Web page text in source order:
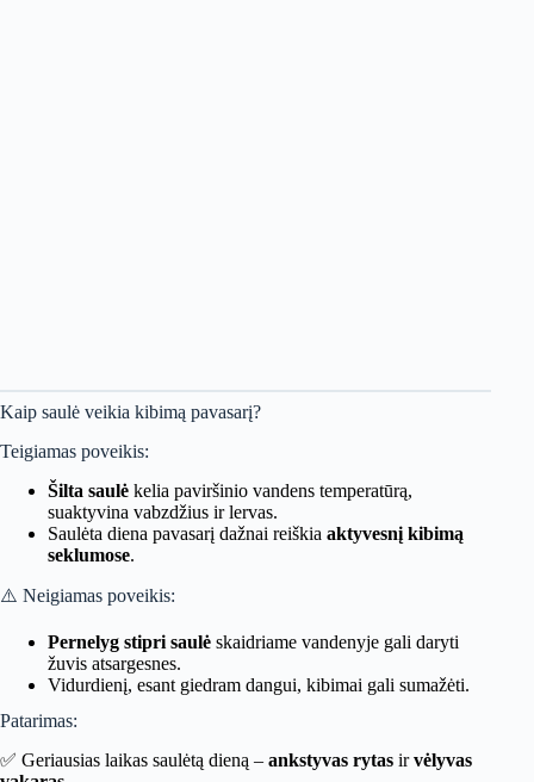
Kaip saulė veikia kibimą pavasarį?
Teigiamas poveikis:
Šilta saulė kelia paviršinio vandens temperatūrą,
suaktyvina vabzdžius ir lervas.
Saulėta diena pavasarį dažnai reiškia aktyvesnį kibimą
seklumose.
⚠️ Neigiamas poveikis:
Pernelyg stipri saulė skaidriame vandenyje gali daryti
žuvis atsargesnes.
Vidurdienį, esant giedram dangui, kibimai gali sumažėti.
Patarimas:
✅ Geriausias laikas saulėtą dieną – ankstyvas rytas irvėlyvas